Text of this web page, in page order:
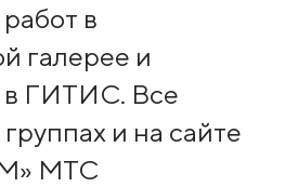
в
галерее и
в ГИТИС. Все
и на сайте
МТС